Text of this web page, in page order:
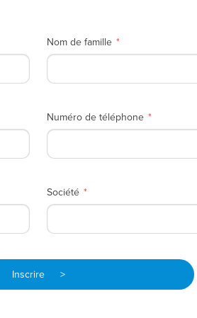
Nom de famille
Numéro de téléphone
Société
Inscrire >